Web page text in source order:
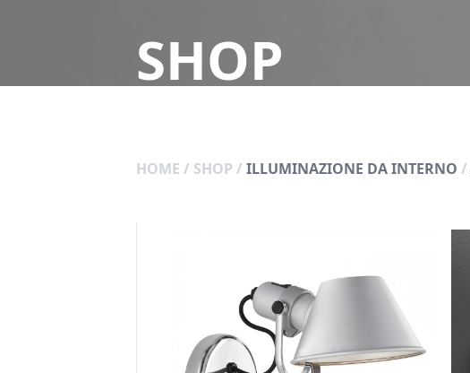
SHOP
HOME / SHOP / ILLUMINAZIONE DA INTERNO /